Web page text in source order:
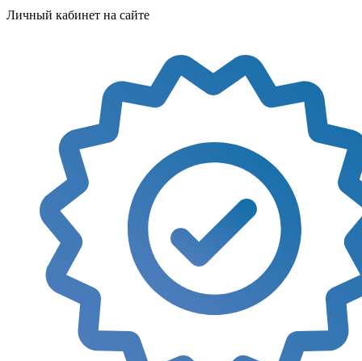
Личный кабинет на сайте